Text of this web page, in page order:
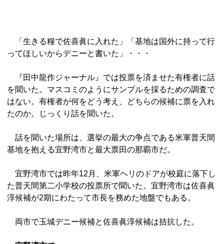
「生きる糧で佐喜眞に入れた」「基地は国外に持って行
ってほしいからデニーと書いた」・・・
『田中龍作ジャーナル』では投票を済ませた有権者に話
を聞いた。マスコミのようにサンプルを採るための調査で
はない。有権者が何をどう考え、どちらの候補に票を入れ
たのか。じっくり話を聞いた。
話を聞いた場所は、選挙の最大の争点である米軍普天間
基地を抱える宜野湾市と最大票田の那覇市だ。
宜野湾市では昨年12月、米軍ヘリのドアが校庭に落下し
た普天間第二小学校の投票所で聞いた。宜野湾市は佐喜眞
淳候補が2期にわたって市長を務めた地盤でもある。
両市で玉城デニー候補と佐喜眞淳候補は拮抗した。